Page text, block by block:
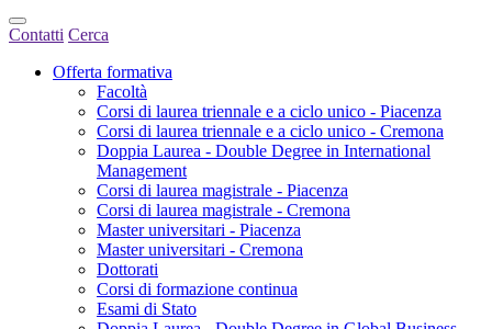
Contatti Cerca
Offerta formativa
Facoltà
Corsi di laurea triennale e a ciclo unico - Piacenza
Corsi di laurea triennale e a ciclo unico - Cremona
Doppia Laurea - Double Degree in International
Management
Corsi di laurea magistrale - Piacenza
Corsi di laurea magistrale - Cremona
Master universitari - Piacenza
Master universitari - Cremona
Dottorati
Corsi di formazione continua
Esami di Stato